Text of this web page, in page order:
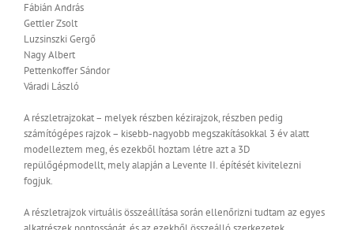
Fábián András
Gettler Zsolt
Luzsinszki Gergő
Nagy Albert
Pettenkoffer Sándor
Váradi László
A részletrajzokat – melyek részben kézirajzok, részben pedig
számítógépes rajzok – kisebb-nagyobb megszakításokkal 3 év alatt
modelleztem meg, és ezekből hoztam létre azt a 3D
repülőgépmodellt, mely alapján a Levente II. építését kivitelezni
fogjuk.
A részletrajzok virtuális összeállítása során ellenőrizni tudtam az egyes